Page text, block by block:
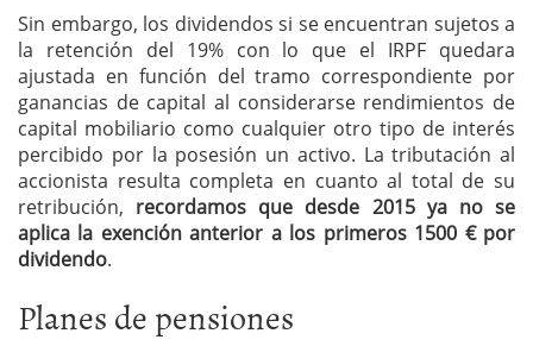
Sin embargo, los dividendos si se encuentran sujetos a
la retención del 19% con lo que el IRPF quedara
ajustada en función del tramo correspondiente por
ganancias de capital al considerarse rendimientos de
capital mobiliario como cualquier otro tipo de interés
percibido por la posesión un activo. La tributación al
accionista resulta completa en cuanto al total de su
retribución, recordamos que desde 2015 ya no se
aplica la exención anterior a los primeros 1500 € por
dividendo.
Planes de pensiones